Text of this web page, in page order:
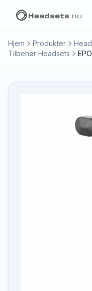
Hjem Produkter
Tilbehør Headsets